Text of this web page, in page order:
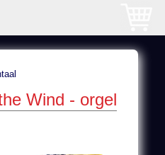
Wind - orgel